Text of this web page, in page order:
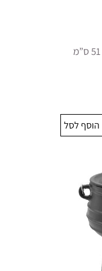
הוסף לסל